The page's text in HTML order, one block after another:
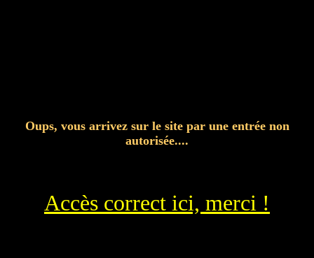
Oups, vous arrivez sur le site par une entrée non
autorisée....
Accès correct ici, merci !